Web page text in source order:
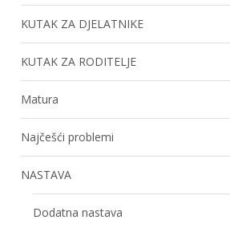
KUTAK ZA DJELATNIKE
KUTAK ZA RODITELJE
Matura
Najčešći problemi
NASTAVA
Dodatna nastava